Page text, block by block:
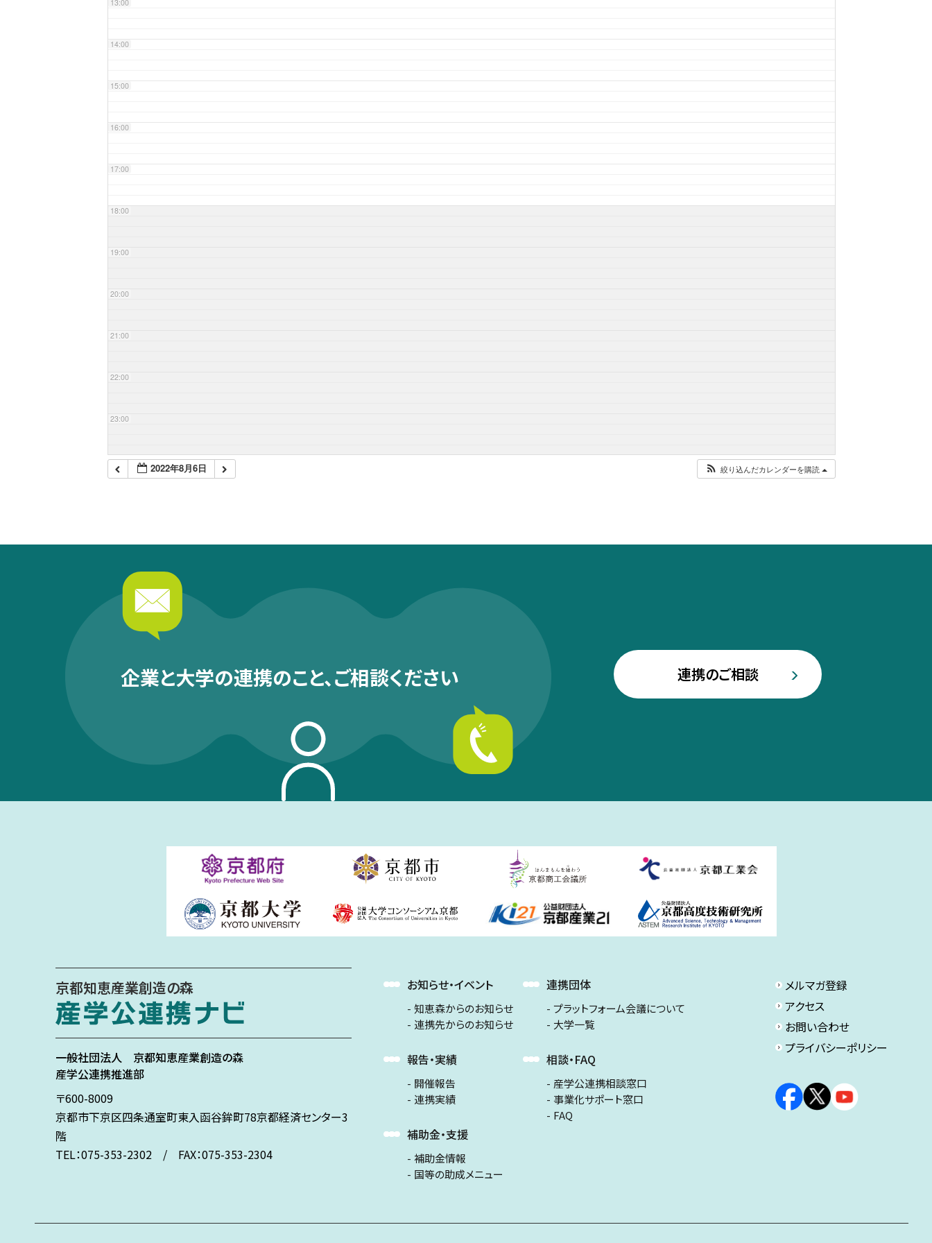
13:00
14:00
15:00
16:00
17:00
18:00
19:00
20:00
21:00
22:00
23:00
2022年8月6日 絞り込んだカレンダーを購読
企業と大学の連携のこと、ご相談ください 連携のご相談
京都知恵産業創造の森
一般社団法人 京都知恵産業創造の森
産学公連携推進部
〒600-8009
京都市下京区四条通室町東入函谷鉾町78京都経済センター3
階
TEL：075-353-2302 / FAX：075-353-2304
お知らせ・イベント
知恵森からのお知らせ
連携先からのお知らせ
報告・実績
開催報告
連携実績
補助金・支援
補助金情報
国等の助成メニュー
連携団体
プラットフォーム会議について
大学一覧
相談・FAQ
産学公連携相談窓口
事業化サポート窓口
FAQ
メルマガ登録
アクセス
お問い合わせ
プライバシーポリシー